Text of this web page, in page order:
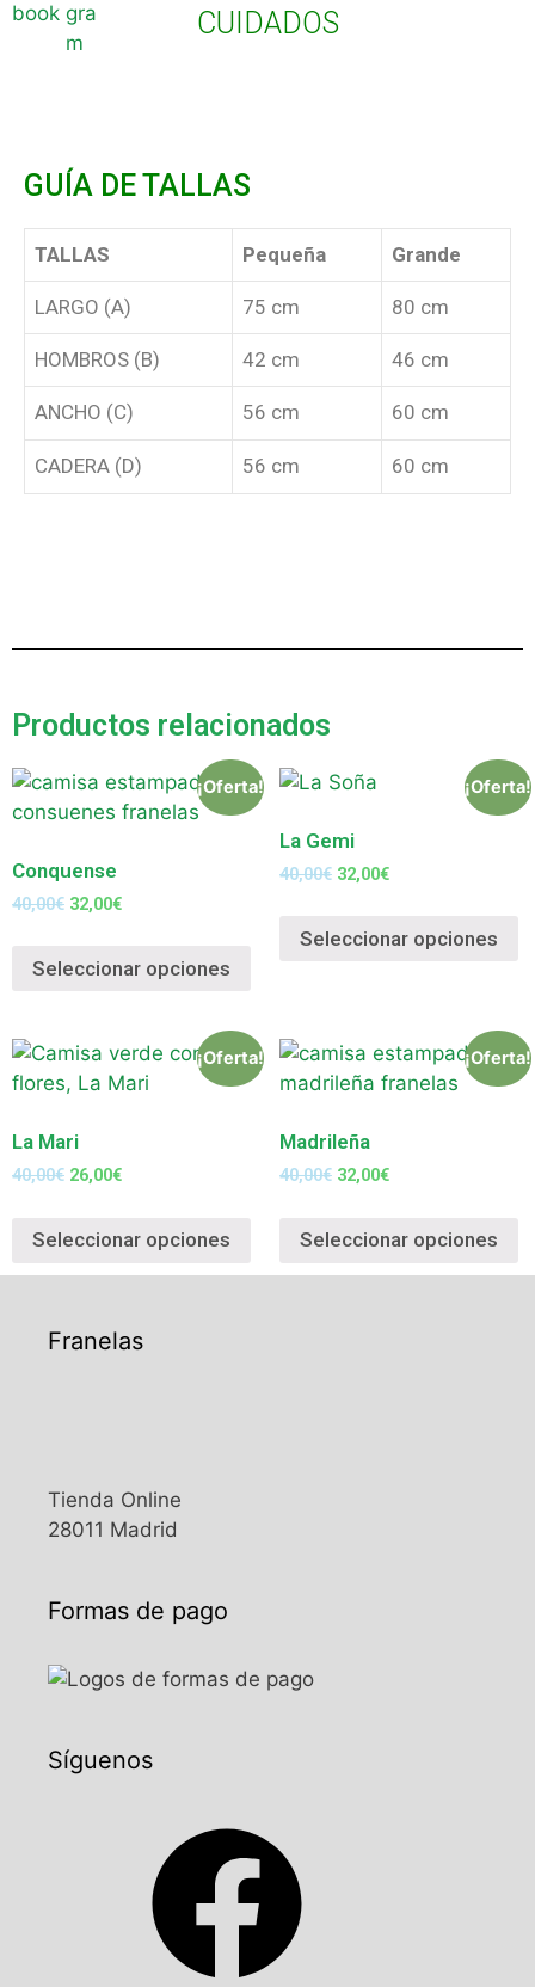
CUIDADOS
GUÍA DE TALLAS
TALLAS Pequeña Grande
LARGO (A) 75 cm 80 cm
HOMBROS (B) 42 cm 46 cm
ANCHO (C) 56 cm 60 cm
CADERA (D) 56 cm 60 cm
Productos relacionados
¡Oferta!
Conquense
40,00€ 32,00€
Seleccionar opciones
¡Oferta!
La Gemi
40,00€ 32,00€
Seleccionar opciones
¡Oferta!
La Mari
40,00€ 26,00€
Seleccionar opciones
¡Oferta!
Madrileña
40,00€ 32,00€
Seleccionar opciones
Franelas
Tienda Online
28011 Madrid
Formas de pago
Síguenos